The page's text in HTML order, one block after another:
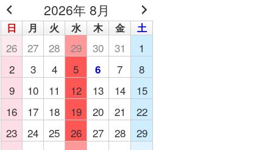
2026年 8月
日 月 火 水 木 金 土
26 27 28 29 30 31
1
2
3 4 5 6 7
8
9
10 11 12 13 14
15
16
17 18 19 20 21
22
23
24 25 26 27 28
29